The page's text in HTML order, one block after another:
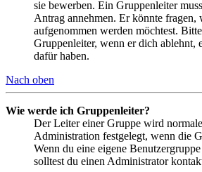
sie bewerben. Ein Gruppenleiter
Antrag annehmen. Er könnte
aufgenommen werden möchtest.
Gruppenleiter, wenn er dich ablehnt,
dafür haben.
Nach oben
Wie werde ich Gruppenleiter?
Der Leiter einer Gruppe wird
Administration festgelegt, wenn die
Wenn du eine eigene
solltest du einen Administrator